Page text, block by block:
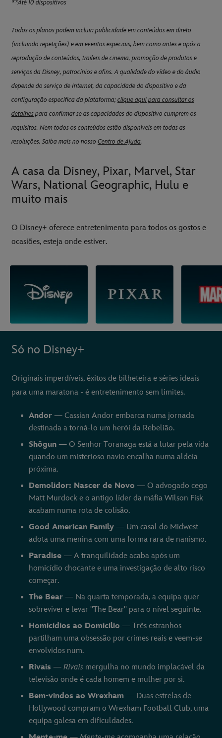
**Até 10 dispositivos
Todos os planos podem incluir: publicidade em conteúdos em direto
(incluindo repetições) e em eventos especiais, bem como antes e após a
reprodução de conteúdos, trailers de cinema, promoção de produtos e
serviços da Disney, patrocínios e afins. A qualidade do vídeo e do áudio
depende do serviço de Internet, da capacidade do dispositivo e da
configuração específica da plataforma;clique aqui para consultar os
detalhespara confirmar se as capacidades do dispositivo cumprem os
requisitos. Nem todos os conteúdos estão disponíveis em todas as
resoluções. Saiba mais no nosso Centro de Ajuda.
A casa da Disney, Pixar, Marvel, Star
Wars, National Geographic, Hulu e
muito mais
O Disney+ oferece entretenimento para todos os gostos e
ocasiões, esteja onde estiver.
Só no Disney+
Originais imperdíveis, êxitos de bilheteira e séries ideais
para uma maratona - é entretenimento sem limites.
Andor — Cassian Andor embarca numa jornada
destinada a torná-lo um herói da Rebelião.
Shōgun — O Senhor Toranaga está a lutar pela vida
quando um misterioso navio encalha numa aldeia
próxima.
Demolidor: Nascer de Novo — O advogado cego
Matt Murdock e o antigo líder da máfia Wilson Fisk
acabam numa rota de colisão.
Good American Family — Um casal do Midwest
adota uma menina com uma forma rara de nanismo.
Paradise — A tranquilidade acaba após um
homicídio chocante e uma investigação de alto risco
começar.
The Bear — Na quarta temporada, a equipa quer
sobreviver e levar "The Bear" para o nível seguinte.
Homicídios ao Domicílio — Três estranhos
partilham uma obsessão por crimes reais e veem-se
envolvidos num.
Rivais —Rivais mergulha no mundo implacável da
televisão onde é cada homem e mulher por si.
Bem-vindos ao Wrexham — Duas estrelas de
Hollywood compram o Wrexham Football Club, uma
equipa galesa em dificuldades.